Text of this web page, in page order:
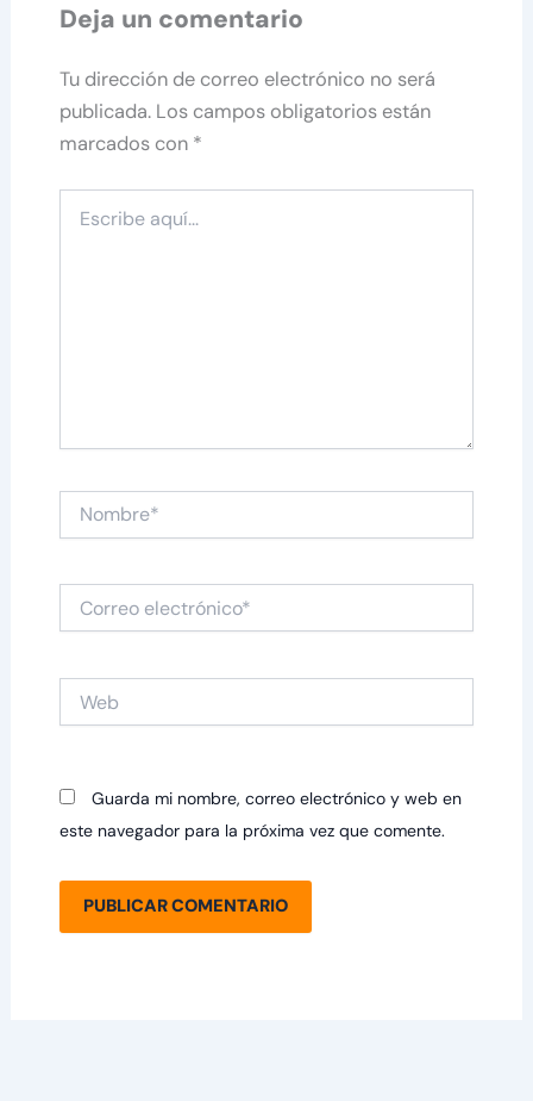
Deja un comentario
Tu dirección de correo electrónico no será
publicada. Los campos obligatorios están
marcados con *
aquí...
Nombre*
electrónico*
Guarda mi nombre, correo electrónico y web en
este navegador para la próxima vez que comente.